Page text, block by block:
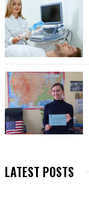
LATEST POSTS